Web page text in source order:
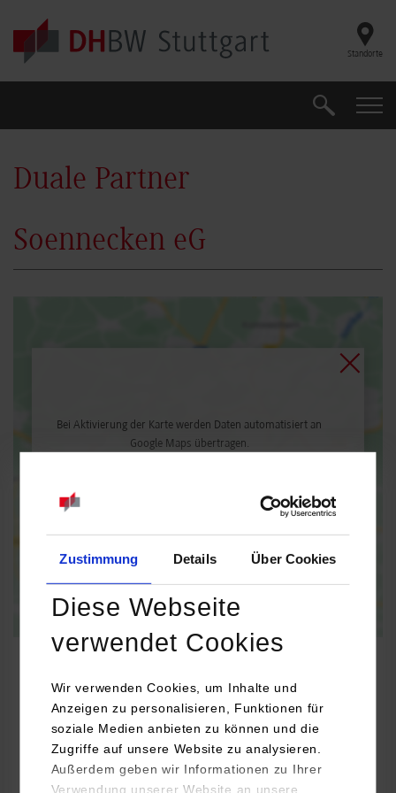
Zustimmung Details Über Cookies
Diese Webseite
verwendet Cookies
Wir verwenden Cookies, um Inhalte und
Anzeigen zu personalisieren, Funktionen für
soziale Medien anbieten zu können und die
Zugriffe auf unsere Website zu analysieren.
Außerdem geben wir Informationen zu Ihrer
Verwendung unserer Website an unsere
Skip to main content
Standorte
Suche
Duale Partner
Soennecken eG
Bei Aktivierung der Karte werden Daten automatisiert an
Google Maps übertragen.
Einmalig aktivieren
BWL-Digital Commerce Management
Soennecken eG
Soennecken Platz